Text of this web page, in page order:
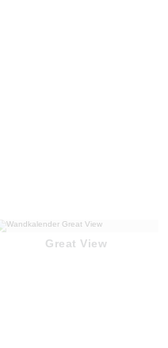
Great View